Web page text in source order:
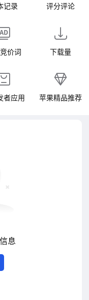
记录 评分评论
价词 下载量
者应用 苹果精品推荐
息